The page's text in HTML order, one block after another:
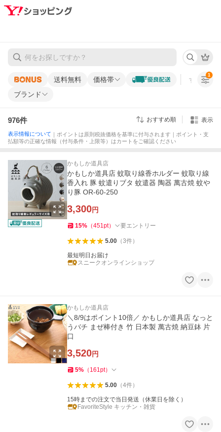
送料無料 価格帯 すべての条
ブランド
1
976件 おすすめ順 表示
表示情報について ｜ポイントは原則税抜価格を基準に付与されます｜ポイント・支
払額等の正確な情報（付与条件・上限等）はカートをご確認ください
かもしか道具店
かもしか道具店 蚊取り線香ホルダー 蚊取り線
香入れ 豚 蚊遣りブタ 蚊遣器 陶器 萬古焼 蚊や
り豚 OR-60-250
3,300円
15% （451pt） 要エントリー
5.00（3件）
最短明日お届け
スニークオンラインショップ
かもしか道具店
＼8/9はポイント10倍／ かもしか道具店 なっと
うバチ まぜ棒付き 竹 日本製 萬古焼 納豆鉢 片
口
3,520円
5% （ 161pt）
5.00（4件）
15時までの注文で当日発送（休業日を除く）
FavoriteStyle キッチン・雑貨